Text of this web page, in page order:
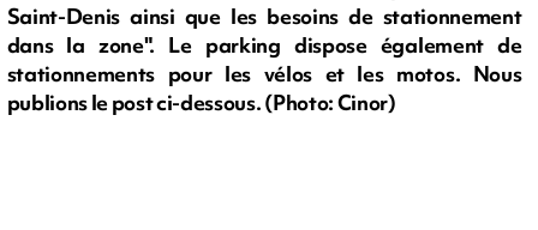
Saint-Denis ainsi que les besoins de stationnement
dans la zone". Le parking dispose également de
stationnements pour les vélos et les motos. Nous
publions le post ci-dessous. (Photo: Cinor)